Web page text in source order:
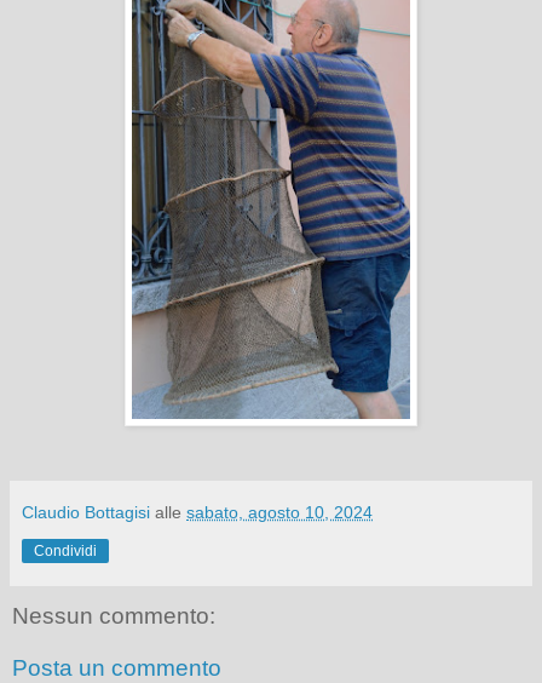
Claudio Bottagisi alle sabato, agosto 10, 2024
Condividi
Nessun commento:
Posta un commento